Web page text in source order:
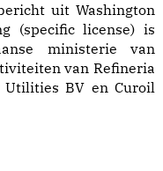
uit Washington
(specific license) is
ministerie van
van Refineria
Utilities BV en Curoil